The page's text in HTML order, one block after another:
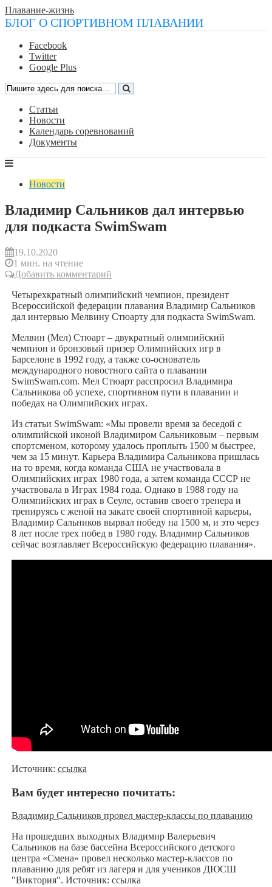
Плавание-жизнь
БЛОГ О СПОРТИВНОМ ПЛАВАНИИ
Facebook
Twitter
Google Plus
Статьи
Новости
Календарь соревнований
Документы
Новости
Владимир Сальников дал интервью
для подкаста SwimSwam
19.10.2020
1 мин. на чтение
Добавить комментарий
Четырехкратный олимпийский чемпион, президент
Всероссийской федерации плавания Владимир Сальников
дал интервью Мелвину Стюарту для подкаста SwimSwam.
Мелвин (Мел) Стюарт – двукратный олимпийский
чемпион и бронзовый призер Олимпийских игр в
Барселоне в 1992 году, а также со-основатель
международного новостного сайта о плавании
SwimSwam.com. Мел Стюарт расспросил Владимира
Сальникова об успехе, спортивном пути в плавании и
победах на Олимпийских играх.
Из статьи SwimSwam: «Мы провели время за беседой с
олимпийской иконой Владимиром Сальниковым – первым
спортсменом, которому удалось проплыть 1500 м быстрее,
чем за 15 минут. Карьера Владимира Сальникова пришлась
на то время, когда команда США не участвовала в
Олимпийских играх 1980 года, а затем команда СССР не
участвовала в Играх 1984 года. Однако в 1988 году на
Олимпийских играх в Сеуле, оставив своего тренера и
тренируясь с женой на закате своей спортивной карьеры,
Владимир Сальников вырвал победу на 1500 м, и это через
8 лет после трех побед в 1980 году. Владимир Сальников
сейчас возглавляет Всероссийскую федерацию плавания».
Источник: ссылка
Вам будет интересно почитать:
Владимир Сальников провел мастер-классы по плаванию
На прошедших выходных Владимир Валерьевич
Сальников на базе бассейна Всероссийского детского
центра «Смена» провел несколько мастер-классов по
плаванию для ребят из лагеря и для учеников ДЮСШ
"Виктория". Источник: ссылка